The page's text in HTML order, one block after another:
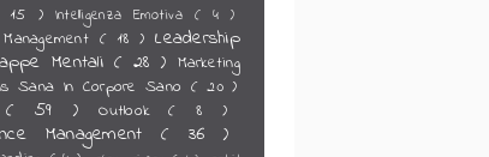
15 ) Intelligenza Emotiva ( 4 )
( 18 )Leadership
Mentali( 28 ) Marketing
Sana In Corpore Sano ( 20 )
( 59 )Outlook( 8 )
Management( 36 )